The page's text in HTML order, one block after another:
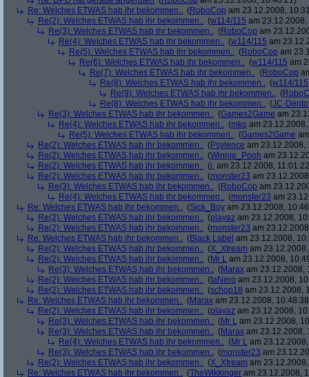
Re: Welches ETWAS hab ihr bekommen.. (RoboCop am 23.12.2008,
Re(2): Welches ETWAS hab ihr bekommen.. (w114/115 am
Re(3): Welches ETWAS hab ihr bekommen.. (RoboCop am
Re(4): Welches ETWAS hab ihr bekommen.. (w114/115 am
Re(5): Welches ETWAS hab ihr bekommen.. (RoboCop am
Re(6): Welches ETWAS hab ihr bekommen.. (w114/115 am
Re(7): Welches ETWAS hab ihr bekommen.. (RoboCop
Re(8): Welches ETWAS hab ihr bekommen.. (w114/115
Re(9): Welches ETWAS hab ihr bekommen.. (
Re(8): Welches ETWAS hab ihr bekommen.. (JC-
Re(3): Welches ETWAS hab ihr bekommen.. (Games2Game am
Re(4): Welches ETWAS hab ihr bekommen.. (mko am
Re(5): Welches ETWAS hab ihr bekommen.. (Games2Game
Re(2): Welches ETWAS hab ihr bekommen.. (Psylence am 23.12.2008,
Re(2): Welches ETWAS hab ihr bekommen.. (Winnie_Pooh am
Re(2): Welches ETWAS hab ihr bekommen.. (j. am 23.12.2008,
Re(2): Welches ETWAS hab ihr bekommen.. (monster23 am
Re(3): Welches ETWAS hab ihr bekommen.. (RoboCop am
Re(4): Welches ETWAS hab ihr bekommen.. (monster23 am
Re: Welches ETWAS hab ihr bekommen.. (Sick_Boy am 23.12.2008,
Re(2): Welches ETWAS hab ihr bekommen.. (playaz am 23.12.2008,
Re(2): Welches ETWAS hab ihr bekommen.. (monster23 am
Re: Welches ETWAS hab ihr bekommen.. (Black Label am 23.12.2008,
Re(2): Welches ETWAS hab ihr bekommen.. (X_Xtream am
Re(2): Welches ETWAS hab ihr bekommen.. (Mr L am 23.12.2008,
Re(3): Welches ETWAS hab ihr bekommen.. (Marax am 23.12.2008,
Re(2): Welches ETWAS hab ihr bekommen.. (taNero am 23.12.2008,
Re(2): Welches ETWAS hab ihr bekommen.. (schop18 am 23.12.2008,
Re: Welches ETWAS hab ihr bekommen.. (Marax am 23.12.2008,
Re(2): Welches ETWAS hab ihr bekommen.. (playaz am 23.12.2008,
Re(3): Welches ETWAS hab ihr bekommen.. (Mr L am 23.12.2008,
Re(3): Welches ETWAS hab ihr bekommen.. (Marax am 23.12.2008,
Re(4): Welches ETWAS hab ihr bekommen.. (Mr L am
Re(3): Welches ETWAS hab ihr bekommen.. (monster23 am
Re(2): Welches ETWAS hab ihr bekommen.. (X_Xtream am
Re: Welches ETWAS hab ihr bekommen.. (TheWikkinger am 23.12.2008,